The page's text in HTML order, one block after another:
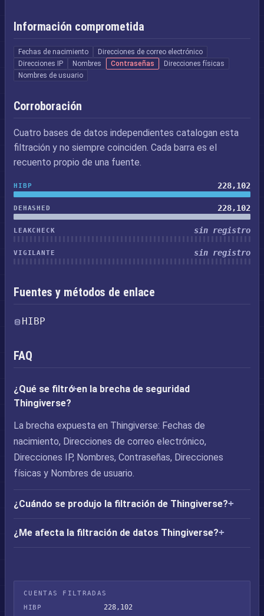
Información comprometida
Fechas de nacimiento
Direcciones de correo electrónico
Direcciones IP
Nombres Contraseñas
Direcciones físicas
Nombres de usuario
Corroboración
Cuatro bases de datos independientes catalogan esta
filtración y no siempre coinciden. Cada barra es el
recuento propio de una fuente.
HIBP 228,102
DEHASHED 228,102
LEAKCHECK sin registro
VIGILANTE sin registro
Fuentes y métodos de enlace
HIBP
FAQ
¿Qué se filtró en la brecha de seguridad
Thingiverse?
La brecha expuesta en Thingiverse: Fechas de
nacimiento, Direcciones de correo electrónico,
Direcciones IP, Nombres, Contraseñas, Direcciones
físicas y Nombres de usuario.
¿Cuándo se produjo la filtración de Thingiverse?
¿Me afecta la filtración de datos Thingiverse?
CUENTAS FILTRADAS
HIBP
228,102